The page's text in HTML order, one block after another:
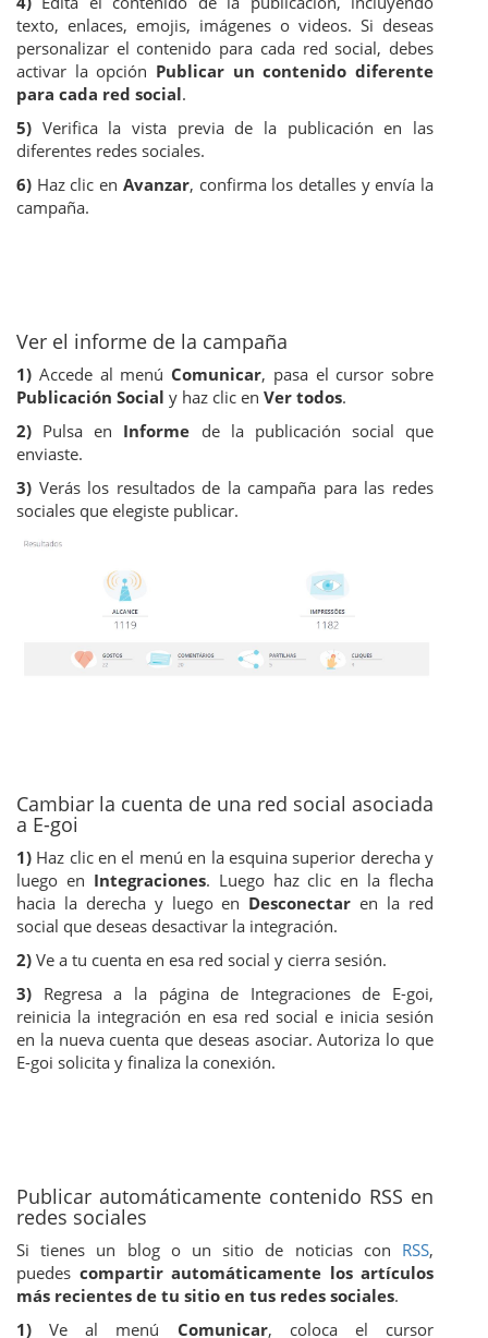
texto, enlaces, emojis, imágenes o videos. Si deseas
personalizar el contenido para cada red social, debes
activar la opción Publicar un contenido diferente
para cada red social.
5) Verifica la vista previa de la publicación en las
diferentes redes sociales.
6) Haz clic en Avanzar, confirma los detalles y envía la
campaña.
Ver el informe de la campaña
1) Accede al menú Comunicar, pasa el cursor sobre
Publicación Social y haz clic en Ver todos.
2) Pulsa en Informe de la publicación social que
enviaste.
3) Verás los resultados de la campaña para las redes
sociales que elegiste publicar.
Cambiar la cuenta de una red social asociada
a E-goi
1) Haz clic en el menú en la esquina superior derecha y
luego en Integraciones. Luego haz clic en la flecha
hacia la derecha y luego en Desconectar en la red
social que deseas desactivar la integración.
2) Ve a tu cuenta en esa red social y cierra sesión.
3) Regresa a la página de Integraciones de E-goi,
reinicia la integración en esa red social e inicia sesión
en la nueva cuenta que deseas asociar. Autoriza lo que
E-goi solicita y finaliza la conexión.
Publicar automáticamente contenido RSS en
redes sociales
Si tienes un blog o un sitio de noticias con RSS,
puedes compartir automáticamente los artículos
más recientes de tu sitio en tus redes sociales.
1) Ve al menú Comunicar, coloca el cursor